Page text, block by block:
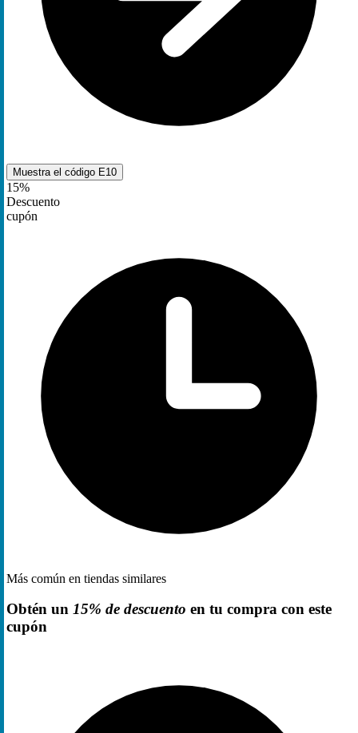
Muestra el código E10
15%
Descuento
cupón
Más común en tiendas similares
Obtén un 15% de descuento en tu compra con este
cupón